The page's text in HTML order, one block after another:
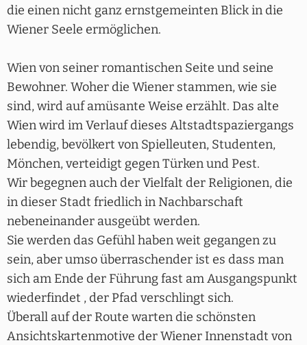
die einen nicht ganz ernstgemeinten Blick in die
Wiener Seele ermöglichen.
Wien von seiner romantischen Seite und seine
Bewohner. Woher die Wiener stammen, wie sie
sind, wird auf amüsante Weise erzählt. Das alte
Wien wird im Verlauf dieses Altstadtspaziergangs
lebendig, bevölkert von Spielleuten, Studenten,
Mönchen, verteidigt gegen Türken und Pest.
Wir begegnen auch der Vielfalt der Religionen, die
in dieser Stadt friedlich in Nachbarschaft
nebeneinander ausgeübt werden.
Sie werden das Gefühl haben weit gegangen zu
sein, aber umso überraschender ist es dass man
sich am Ende der Führung fast am Ausgangspunkt
wiederfindet , der Pfad verschlingt sich.
Überall auf der Route warten die schönsten
Ansichtskartenmotive der Wiener Innenstadt von